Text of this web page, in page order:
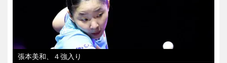
張本美和、４強入り